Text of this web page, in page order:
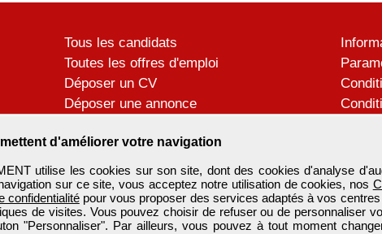
d'améliorer votre navigation
utilise les cookies sur son site, dont des cookies d'analyse
sur ce site, vous acceptez notre utilisation de cookies, nos
confidentialitépour vous proposer des services adaptés à vos centres
de visites. Vous pouvez choisir de refuser ou de personnaliser
"Personnaliser". Par ailleurs, vous pouvez à tout moment
Tous les candidats
Toutes les offres d'emploi
Déposer un CV
Déposer une annonce